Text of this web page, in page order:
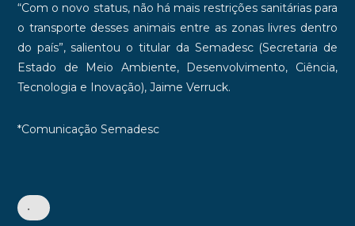
“Com o novo status, não há mais restrições sanitárias para
o transporte desses animais entre as zonas livres dentro
do país”, salientou o titular da Semadesc (Secretaria de
Estado de Meio Ambiente, Desenvolvimento, Ciência,
Tecnologia e Inovação), Jaime Verruck.
*Comunicação Semadesc
•